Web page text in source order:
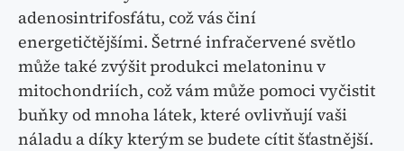
adenosintrifosfátu, což vás činí
energetičtějšími. Šetrné infračervené světlo
může také zvýšit produkci melatoninu v
mitochondriích, což vám může pomoci vyčistit
buňky od mnoha látek, které ovlivňují vaši
náladu a díky kterým se budete cítit šťastnější.